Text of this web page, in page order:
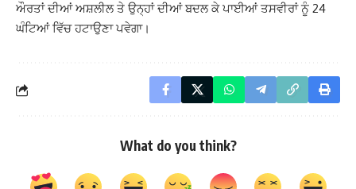
ਔਰਤਾਂ ਦੀਆਂ ਅਸ਼ਲੀਲ ਤੇ ਉਨ੍ਹਾਂ ਦੀਆਂ ਬਦਲ ਕੇ ਪਾਈਆਂ ਤਸਵੀਰਾਂ ਨੂੰ 24
ਘੰਟਿਆਂ ਵਿੱਚ ਹਟਾਉਣਾ ਪਵੇਗਾ।
What do you think?